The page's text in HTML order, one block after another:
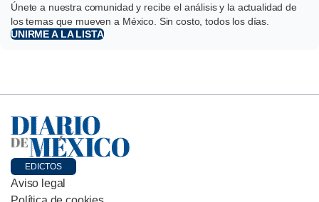
Únete a nuestra comunidad y recibe el análisis y la actualidad de
los temas que mueven a México. Sin costo, todos los días.
UNIRME A LA LISTA
EDICTOS
Aviso legal